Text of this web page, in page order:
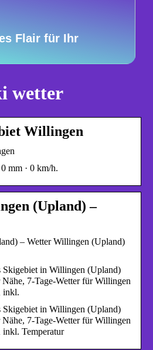
Flair für Ihr
wetter
Willingen
mm · 0 km/h.
(Upland) –
– Wetter Willingen (Upland)
Skigebiet in Willingen (Upland)
7-Tage-Wetter für Willingen
inkl.
Skigebiet in Willingen (Upland)
7-Tage-Wetter für Willingen
Temperatur